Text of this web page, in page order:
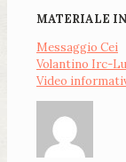
MATERIALE
Messaggio Cei
Volantino Irc-
Video